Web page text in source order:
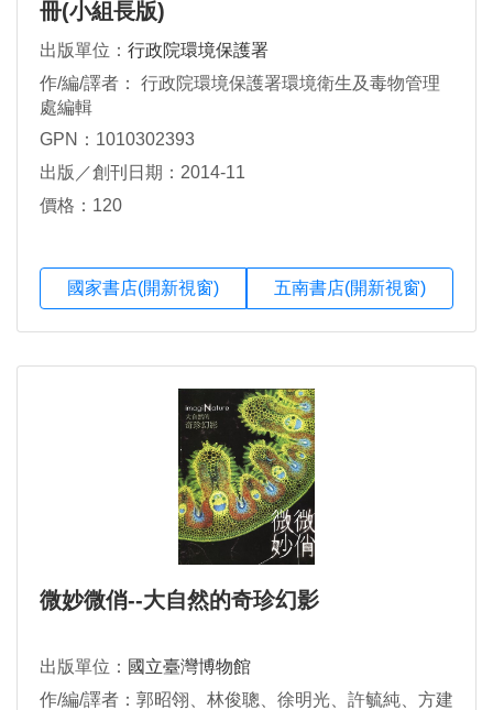
冊(小組長版)
出版單位： 行政院環境保護署
作/編/譯者： 行政院環境保護署環境衛生及毒物管理
處編輯
GPN：1010302393
出版／創刊日期：2014-11
價格：120
國家書店(開新視窗) 五南書店(開新視窗)
微妙微俏--大自然的奇珍幻影
出版單位： 國立臺灣博物館
作/編/譯者：郭昭翎、林俊聰、徐明光、許毓純、方建